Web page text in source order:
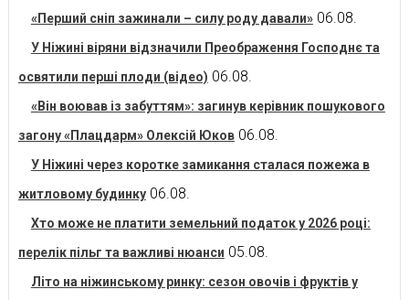
«Перший сніп зажинали – силу роду давали» 06.08.
У Ніжині віряни відзначили Преображення Господнє та
освятили перші плоди (відео) 06.08.
«Він воював із забуттям»: загинув керівник пошукового
загону «Плацдарм» Олексій Юков 06.08.
У Ніжині через коротке замикання сталася пожежа в
житловому будинку 06.08.
Хто може не платити земельний податок у 2026 році:
перелік пільг та важливі нюанси 05.08.
Літо на ніжинському ринку: сезон овочів і фруктів у